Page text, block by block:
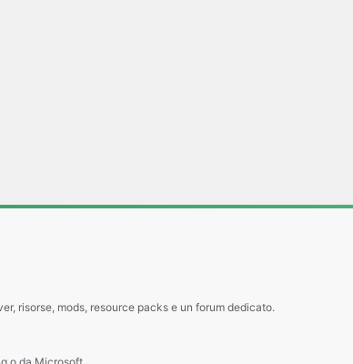
risorse, mods, resource packs e un forum dedicato.